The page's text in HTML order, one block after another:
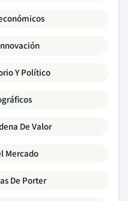
Y Político
De Valor
Mercado
De Porter